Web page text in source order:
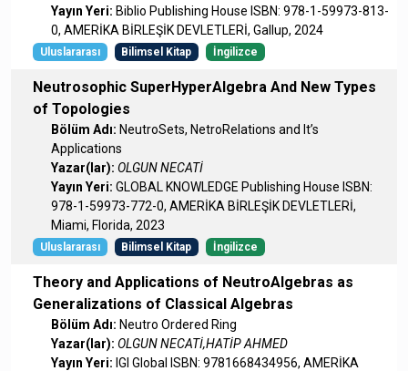
Yayın Yeri: Biblio Publishing House ISBN: 978-1-59973-813-
0, AMERİKA BİRLEŞİK DEVLETLERİ, Gallup, 2024
Uluslararası Bilimsel Kitap İngilizce
Neutrosophic SuperHyperAlgebra And New Types
of Topologies
Bölüm Adı: NeutroSets, NetroRelations and It’s
Applications
Yazar(lar): OLGUN NECATİ
Yayın Yeri: GLOBAL KNOWLEDGE Publishing House ISBN:
978-1-59973-772-0, AMERİKA BİRLEŞİK DEVLETLERİ,
Miami, Florida, 2023
Uluslararası Bilimsel Kitap İngilizce
Theory and Applications of NeutroAlgebras as
Generalizations of Classical Algebras
Bölüm Adı: Neutro Ordered Ring
Yazar(lar): OLGUN NECATİ,HATİP AHMED
Yayın Yeri: IGI Global ISBN: 9781668434956, AMERİKA